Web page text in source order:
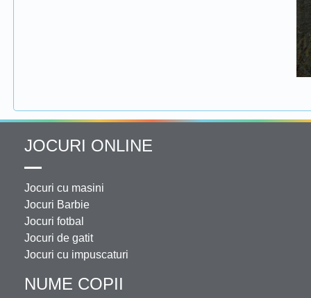
JOCURI ONLINE
Jocuri cu masini
Jocuri Barbie
Jocuri fotbal
Jocuri de gatit
Jocuri cu impuscaturi
NUME COPII